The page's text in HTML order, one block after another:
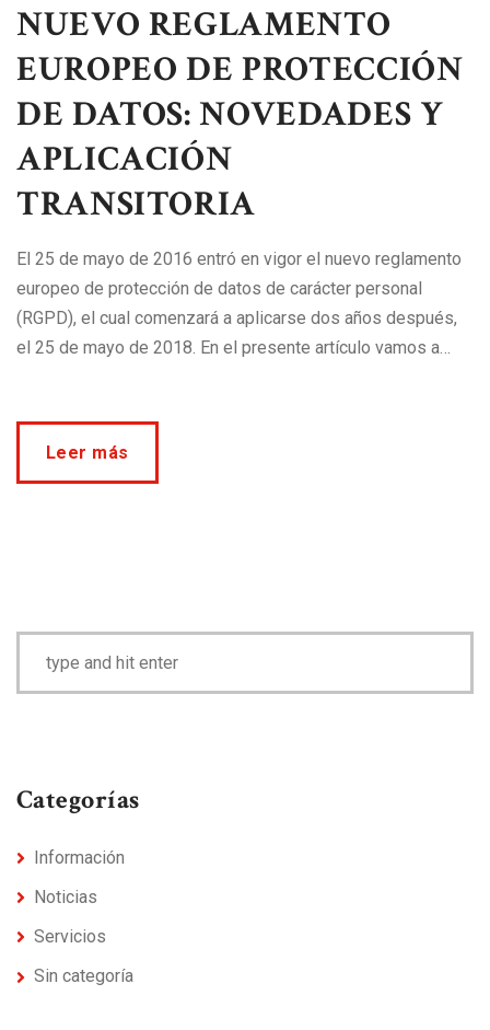
NUEVO REGLAMENTO
EUROPEO DE PROTECCIÓN
DE DATOS: NOVEDADES Y
APLICACIÓN
TRANSITORIA
El 25 de mayo de 2016 entró en vigor el nuevo reglamento
europeo de protección de datos de carácter personal
(RGPD), el cual comenzará a aplicarse dos años después,
el 25 de mayo de 2018. En el presente artículo vamos a…
Leer más
Categorías
Información
Noticias
Servicios
Sin categoría